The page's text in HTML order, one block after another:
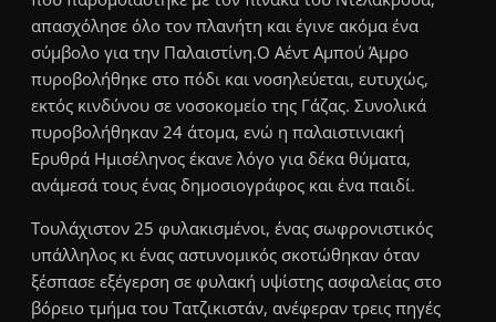
απασχόλησε όλο τον πλανήτη και έγινε ακόμα ένα
σύμβολο για την Παλαιστίνη.Ο Αέντ Αμπού Άμρο
πυροβολήθηκε στο πόδι και νοσηλεύεται, ευτυχώς,
εκτός κινδύνου σε νοσοκομείο της Γάζας. Συνολικά
πυροβολήθηκαν 24 άτομα, ενώ η παλαιστινιακή
Ερυθρά Ημισέληνος έκανε λόγο για δέκα θύματα,
ανάμεσά τους ένας δημοσιογράφος και ένα παιδί.
Τουλάχιστον 25 φυλακισμένοι, ένας σωφρονιστικός
υπάλληλος κι ένας αστυνομικός σκοτώθηκαν όταν
ξέσπασε εξέγερση σε φυλακή υψίστης ασφαλείας στο
βόρειο τμήμα του Τατζικιστάν, ανέφεραν τρεις πηγές